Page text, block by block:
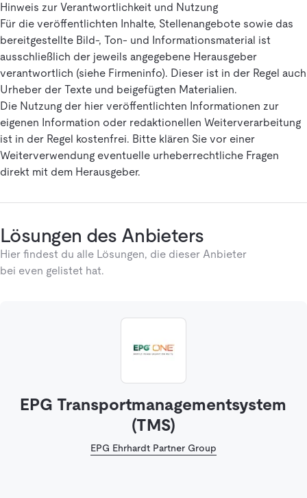
Hinweis zur Verantwortlichkeit und Nutzung
Für die veröffentlichten Inhalte, Stellenangebote sowie das
bereitgestellte Bild-, Ton- und Informationsmaterial ist
ausschließlich der jeweils angegebene Herausgeber
verantwortlich (siehe Firmeninfo). Dieser ist in der Regel auch
Urheber der Texte und beigefügten Materialien.
Die Nutzung der hier veröffentlichten Informationen zur
eigenen Information oder redaktionellen Weiterverarbeitung
ist in der Regel kostenfrei. Bitte klären Sie vor einer
Weiterverwendung eventuelle urheberrechtliche Fragen
direkt mit dem Herausgeber.
Lösungen des Anbieters
Hier findest du alle Lösungen, die dieser Anbieter
bei even gelistet hat.
EPG Transportmanagementsystem
(TMS)
EPG Ehrhardt Partner Group